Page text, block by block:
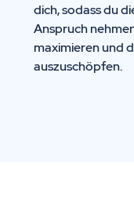
dich, sodass du
Anspruch
maximieren und
auszuschöpfen.